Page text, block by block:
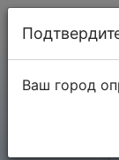
Ваш город